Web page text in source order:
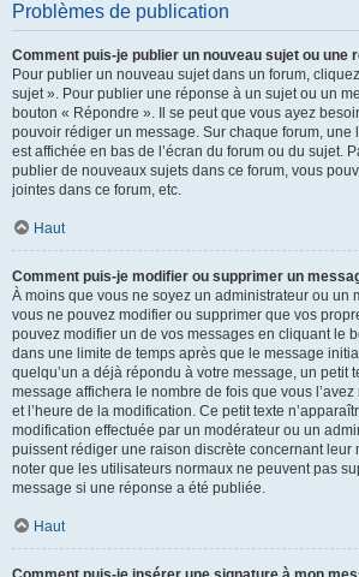
Problèmes de publication
Comment puis-je publier un nouveau sujet ou une
Pour publier un nouveau sujet dans un forum,
sujet ». Pour publier une réponse à un sujet ou un
bouton « Répondre ». Il se peut que vous ayez
pouvoir rédiger un message. Sur chaque forum, une
est affichée en bas de l’écran du forum ou du sujet.
publier de nouveaux sujets dans ce forum, vous
jointes dans ce forum, etc.
Haut
Comment puis-je modifier ou supprimer un
À moins que vous ne soyez un administrateur ou un
vous ne pouvez modifier ou supprimer que vos
pouvez modifier un de vos messages en cliquant le
dans une limite de temps après que le message
quelqu’un a déjà répondu à votre message, un petit
message affichera le nombre de fois que vous
et l’heure de la modification. Ce petit texte
modification effectuée par un modérateur ou un
puissent rédiger une raison discrète concernant leur
noter que les utilisateurs normaux ne peuvent pas
message si une réponse a été publiée.
Haut